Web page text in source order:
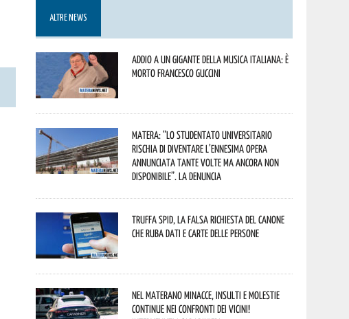
ALTRE NEWS
Addio a un gigante della musica italiana: è
morto Francesco Guccini
Matera: “Lo studentato universitario
rischia di diventare l’ennesima opera
annunciata tante volte ma ancora non
disponibile”. La denuncia
Truffa Spid, la falsa richiesta del canone
che ruba dati e carte delle persone
Nel materano minacce, insulti e molestie
continue nei confronti dei vicini!